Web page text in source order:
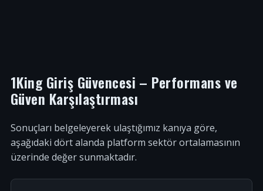
1King Giriş Güvencesi – Performans ve
Güven Karşılaştırması
Sonuçları belgeleyerek ulaştığımız kanıya göre,
aşağıdaki dört alanda platform sektör ortalamasının
üzerinde değer sunmaktadır.